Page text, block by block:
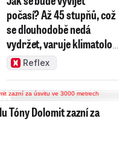
počasí? Až 45 stupňů, což
se dlouhodobě nedá
vydržet, varuje klimatolog
Radim Tolasz
Reflex
Tóny Dolomit zazní za